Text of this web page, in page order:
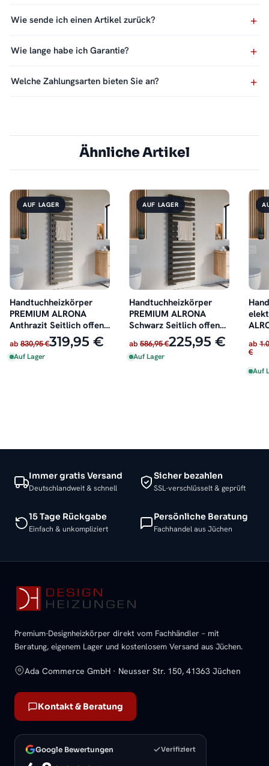
Wie sende ich einen Artikel zurück?
Wie lange habe ich Garantie?
Welche Zahlungsarten bieten Sie an?
Ähnliche Artikel
AUF LAGER
Handtuchheizkörper
PREMIUM ALRONA
Anthrazit Seitlich offen
rechts oder links
ab 830,95 €319,95 €
Auf Lager
AUF LAGER
Handtuchheizkörper
PREMIUM ALRONA
Schwarz Seitlich offen
rechts oder links
ab 586,95 €225,95 €
Auf Lager
ab
€
Auf
Immer gratis Versand
Deutschlandweit & schnell
Sicher bezahlen
SSL-verschlüsselt & geprüft
15 Tage Rückgabe
Einfach & unkompliziert
Persönliche Beratung
Fachhandel aus Jüchen
Premium-Designheizkörper direkt vom Fachhändler – mit
Beratung, eigenem Lager und kostenlosem Versand aus Jüchen.
Ada Commerce GmbH · Neusser Str. 150, 41363 Jüchen
Kontakt & Beratung
Google Bewertungen Verifiziert